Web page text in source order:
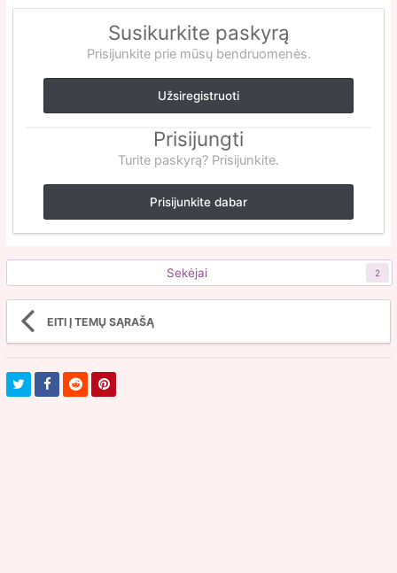
Susikurkite paskyrą
Prisijunkite prie mūsų bendruomenės.
Užsiregistruoti
Prisijungti
Turite paskyrą? Prisijunkite.
Prisijunkite dabar
Sekėjai 2
EITI Į TEMŲ SĄRAŠĄ